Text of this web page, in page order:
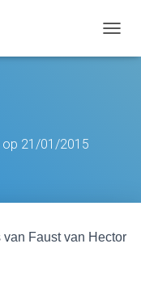
O
I
21/01/2015
Faust van Hector